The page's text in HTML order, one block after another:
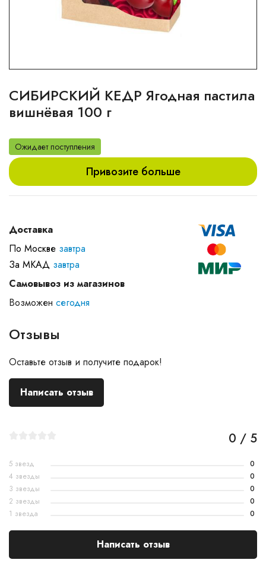
СИБИРСКИЙ КЕДР Ягодная пастила
вишнёвая 100 г
Ожидает поступления
Привозите больше
Доставка
По Москве завтра
За МКАД завтра
Самовывоз из магазинов
Возможен сегодня
Отзывы
Оставьте отзыв и получите подарок!
Написать отзыв
0 / 5
5 звезд
0
4 звезды
0
3 звезды
0
2 звезды
0
1 звезда
0
Написать отзыв